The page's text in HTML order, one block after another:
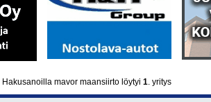
Hakusanoilla mavor maansiirto löytyi 1. yritys